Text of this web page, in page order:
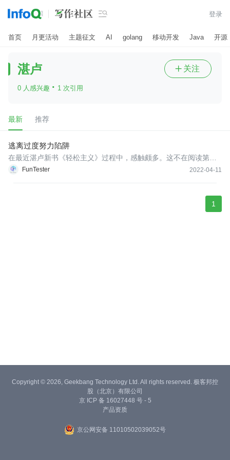
 登录
首页 月更活动 主题征文 AI golang 移动开发 Java 开源
湛卢
0 人感兴趣 · 1 次引用
 关注
最新 推荐
逃离过度努力陷阱
FunTester 2022-04-11
在最近湛卢新书《轻松主义》过程中，感触颇多。这不在阅读第二
部分（轻松行动）的导读内容时候又GET了一个新的知识点：约束
1
Copyright © 2026, Geekbang Technology Ltd. All rights reserved. 极客邦控
股（北京）有限公司
京 ICP 备 16027448 号 - 5
产品资质
京公网安备 11010502039052号